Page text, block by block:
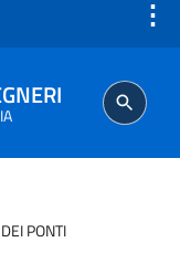
⋮
PONTI